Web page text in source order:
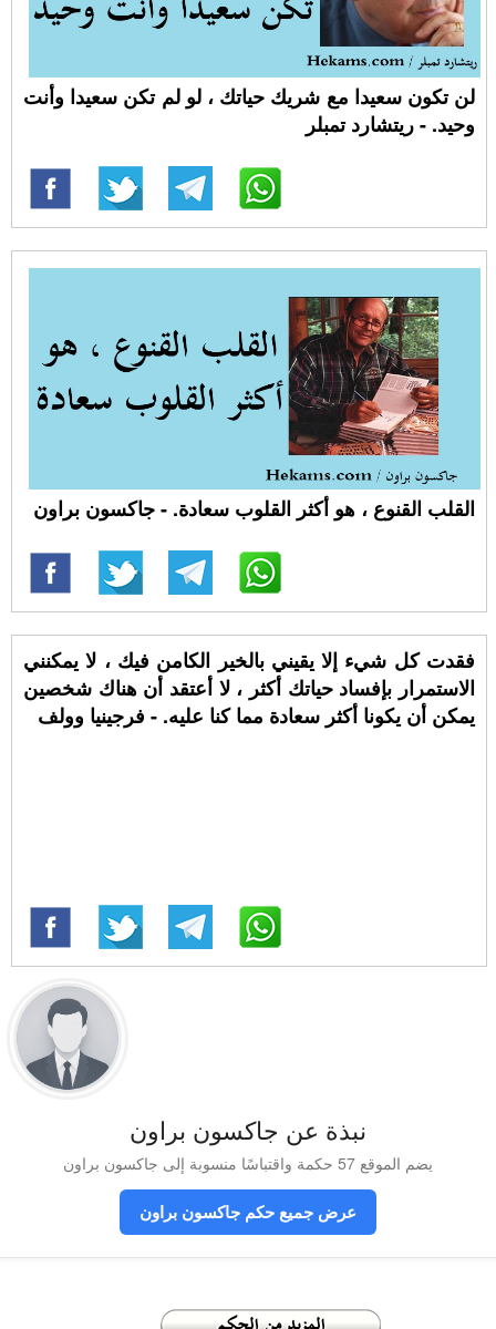
لن تكون سعيدا مع شريك حياتك ، لو لم تكن سعيدا وأنت
وحيد. - ريتشارد تمبلر
القلب القنوع ، هو أكثر القلوب سعادة. - جاكسون براون
فقدت كل شيء إلا يقيني بالخير الكامن فيك ، لا يمكنني
الاستمرار بإفساد حياتك أكثر ، لا أعتقد أن هناك شخصين
يمكن أن يكونا أكثر سعادة مما كنا عليه. - فرجينيا وولف
نبذة عن جاكسون براون
يضم الموقع 57 حكمة واقتباسًا منسوبة إلى جاكسون براون
عرض جميع حكم جاكسون براون